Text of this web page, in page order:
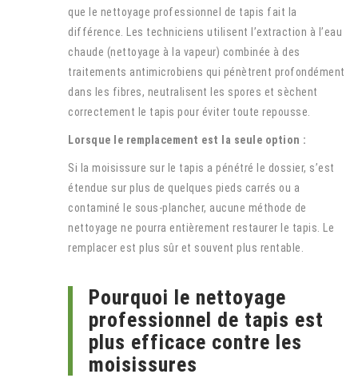
que le nettoyage professionnel de tapis fait la
différence. Les techniciens utilisent l’extraction à l’eau
chaude (nettoyage à la vapeur) combinée à des
traitements antimicrobiens qui pénètrent profondément
dans les fibres, neutralisent les spores et sèchent
correctement le tapis pour éviter toute repousse.
Lorsque le remplacement est la seule option :
Si la moisissure sur le tapis a pénétré le dossier, s’est
étendue sur plus de quelques pieds carrés ou a
contaminé le sous-plancher, aucune méthode de
nettoyage ne pourra entièrement restaurer le tapis. Le
remplacer est plus sûr et souvent plus rentable.
Pourquoi le nettoyage
professionnel de tapis est
plus efficace contre les
moisissures